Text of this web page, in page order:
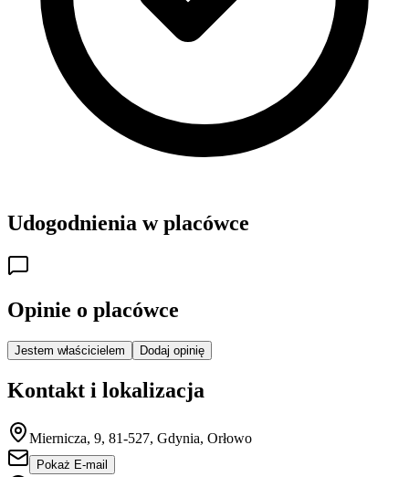
Udogodnienia w placówce
Opinie o placówce
Jestem właścicielem Dodaj opinię
Kontakt i lokalizacja
Miernicza, 9, 81-527, Gdynia, Orłowo
Pokaż E-mail